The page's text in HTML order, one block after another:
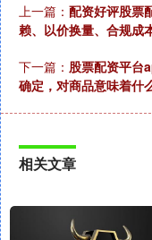
上一篇： 配资好评股票
赖、以价换量、合规成
下一篇： 股票配资平台
确定，对商品意味着什
相关文章